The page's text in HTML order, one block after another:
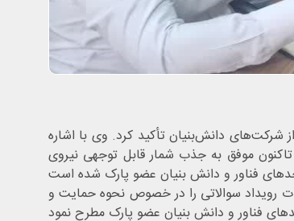
دانش‌بنیان تأکید کرد. وی با اشاره
موفق به جذب شمار قابل توجهی نیروی
رویداد سوالاتی را در خصوص نحوه حمایت و